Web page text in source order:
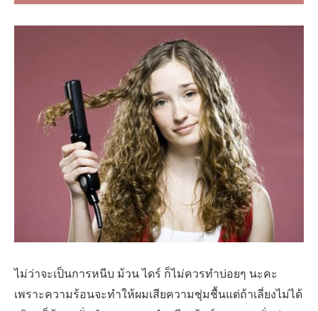
ไม่ว่าจะเป็นการหนีบ ม้วน ไดร์ ก็ไม่ควรทำบ่อยๆ นะคะ
เพราะความร้อนจะทำให้ผมเสียความชุ่มชื้นแต่ถ้าเลี่ยงไม่ได้